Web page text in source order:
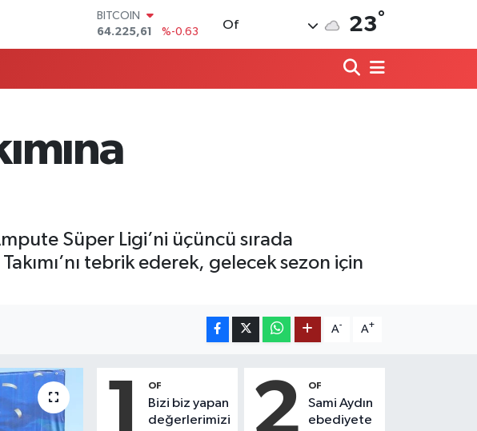
DOLAR
47,7143
%0.16
EURO
BİST100
13.799
Of 23°
Süper Ligi’ni üçüncü sırada
tebrik ederek, gelecek sezon için
A- A+
1 OF
Bizi biz yapan
değerlerimizi
2 OF
Sami Aydın
ebediyete